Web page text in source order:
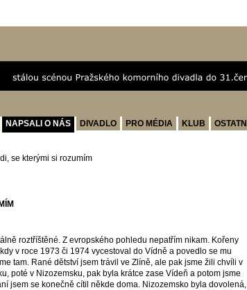
NAPSALI O NÁS DIVADLO PRO MÉDIA KLUB
OSTATNÍ
se kterými si rozumím
roztříštěné. Z evropského pohledu nepatřím nikam. Kořeny
v roce 1973 či 1974 vycestoval do Vídně a povedlo se mu
tam. Rané dětství jsem trávil ve Zlíně, ale pak jsme žili chvíli v
poté v Nizozemsku, pak byla krátce zase Vídeň a potom jsme
jsem se konečně cítil někde doma. Nizozemsko byla dovolená,